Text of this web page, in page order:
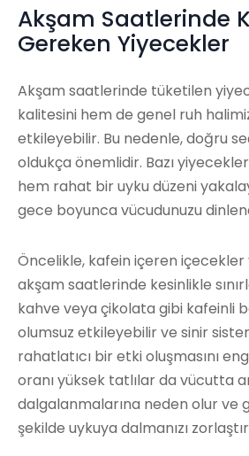
Akşam Saatlerinde
Gereken Yiyecekler
Akşam saatlerinde tüketilen
kalitesini hem de genel ruh
etkileyebilir. Bu nedenle, doğru
oldukça önemlidir. Bazı
hem rahat bir uyku düzeni
gece boyunca vücudunuzu
Öncelikle, kafein içeren
akşam saatlerinde kesinlikle
kahve veya çikolata gibi kafeinli
olumsuz etkileyebilir ve sinir
rahatlatıcı bir etki oluşmasını
oranı yüksek tatlılar da vücutta
dalgalanmalarına neden olur ve
şekilde uykuya dalmanızı